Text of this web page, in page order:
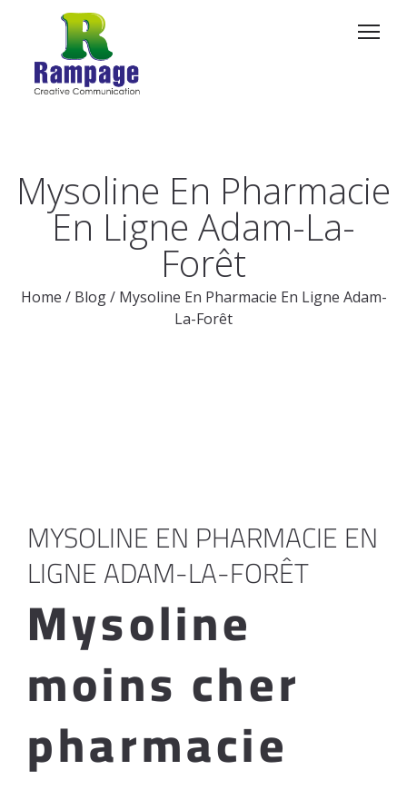
Mysoline En Pharmacie
En Ligne Adam-La-
Forêt
Home / Blog /Mysoline En Pharmacie En Ligne Adam-
La-Forêt
MYSOLINE EN PHARMACIE EN
LIGNE ADAM-LA-FORÊT
Mysoline
moins cher
pharmacie